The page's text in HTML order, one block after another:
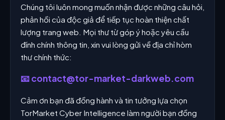
Chúng tôi luôn mong muốn nhận được những câu hỏi,
phản hồi của độc giả để tiếp tục hoàn thiện chất
lượng trang web. Mọi thư từ góp ý hoặc yêu cầu
đính chính thông tin, xin vui lòng gửi về địa chỉ hòm
thư chính thức:
📧contact@tor-market-darkweb.com
Cảm ơn bạn đã đồng hành và tin tưởng lựa chọn
TorMarket Cyber Intelligence làm người bạn đồng